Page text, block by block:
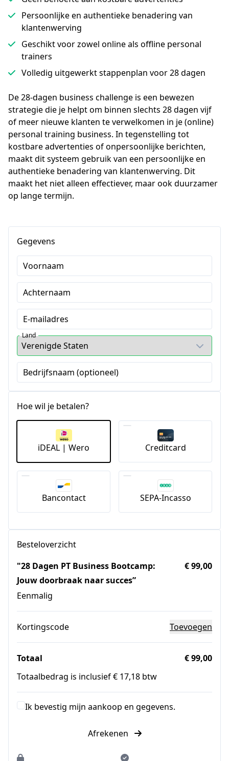
Persoonlijke en authentieke benadering van
klantenwerving
Geschikt voor zowel online als offline personal
trainers
Volledig uitgewerkt stappenplan voor 28 dagen
De 28-dagen business challenge is een bewezen
strategie die je helpt om binnen slechts 28 dagen vijf
of meer nieuwe klanten te verwelkomen in je (online)
personal training business. In tegenstelling tot
kostbare advertenties of onpersoonlijke berichten,
maakt dit systeem gebruik van een persoonlijke en
authentieke benadering van klantenwerving. Dit
maakt het niet alleen effectiever, maar ook duurzamer
op lange termijn.
Gegevens
Voornaam
Achternaam
E-mailadres
Land
Bedrijfsnaam (optioneel)
Hoe wil je betalen?
iDEAL | Wero Creditcard
Bancontact SEPA-Incasso
Besteloverzicht
"28 Dagen PT Business Bootcamp:
Jouw doorbraak naar succes”
Eenmalig
€ 99,00
Kortingscode Toevoegen
Totaal
€ 99,00
Totaalbedrag is inclusief € 17,18 btw
Ik bevestig mijn aankoop en gegevens.
Afrekenen